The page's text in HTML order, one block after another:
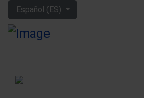
Seleccione su idioma
Español (ES)